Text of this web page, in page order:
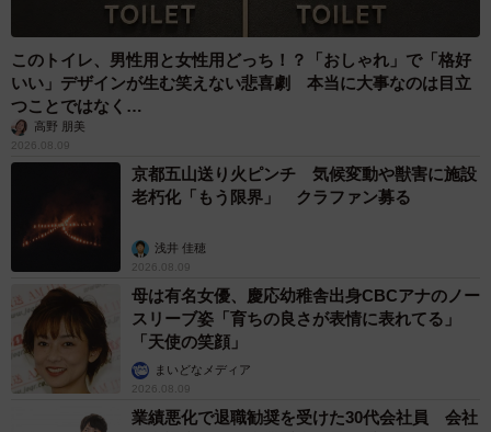
このトイレ、男性用と女性用どっち！？「おしゃれ」で「格好
いい」デザインが生む笑えない悲喜劇 本当に大事なのは目立
つことではなく…
高野 朋美
2026.08.09
京都五山送り火ピンチ 気候変動や獣害に施設
老朽化「もう限界」 クラファン募る
浅井 佳穂
2026.08.09
母は有名女優、慶応幼稚舎出身CBCアナのノー
スリーブ姿「育ちの良さが表情に表れてる」
「天使の笑顔」
まいどなメディア
2026.08.09
業績悪化で退職勧奨を受けた30代会社員 会社